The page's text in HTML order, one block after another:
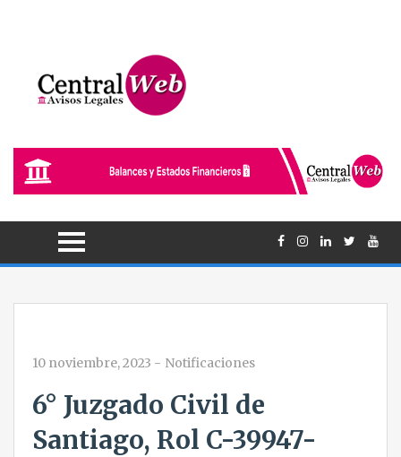
10 noviembre, 2023 - Notificaciones
6° Juzgado Civil de
Santiago, Rol C-39947-